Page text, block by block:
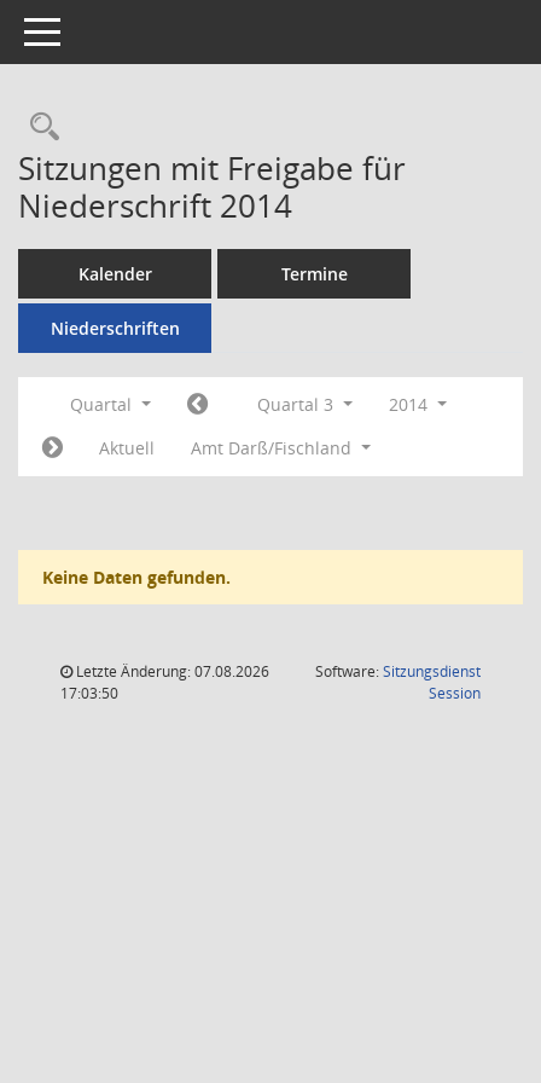
Toggle navigation
Rechercheauswahl
Sitzungen mit Freigabe für
Niederschrift 2014
Kalender Termine
Niederschriften
Quartal Quartal 3
2014
Aktuell
Amt Darß/Fischland
Keine Daten gefunden.
Letzte Änderung: 07.08.2026
17:03:50
Software:Sitzungsdienst
Session(Wird in